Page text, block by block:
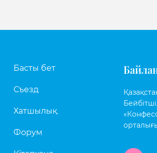
Басты бет
Съезд
Хатшылық
Форум